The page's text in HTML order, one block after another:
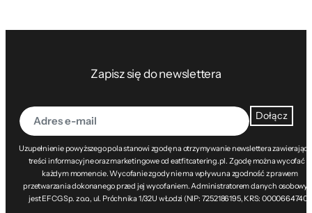
Zapisz się do newslettera
Uzupełnienie powyższego pola stanowi zgodę na otrzymywanie newslettera
treści informacyjne oraz marketingowe od eatfitcatering.pl. Zgodę można wycofać w
każdym momencie. Wycofanie zgody nie ma wpływu na zgodność z prawem
przetwarzania dokonanego przed jej wycofaniem. Administratorem danych
jest EFCG Sp. z o.o., ul. Próchnika 1/32U w Łodzi (NIP: 7252186195, KRS: 0000664740).
Dołącz